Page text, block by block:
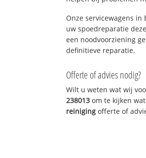
Onze servicewagens
uw spoedreparatie
een noodvoorziening
definitieve reparatie.
Offerte of advies nodig?
Wilt u weten wat wij
238013 om te kijken
reiniging offerte of